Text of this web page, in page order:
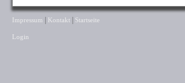
Impressum Kontakt Startseite
Login